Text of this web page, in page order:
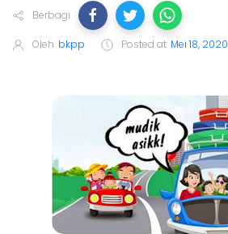
Berbagi
Oleh bkpp Posted at Mei 18, 2020